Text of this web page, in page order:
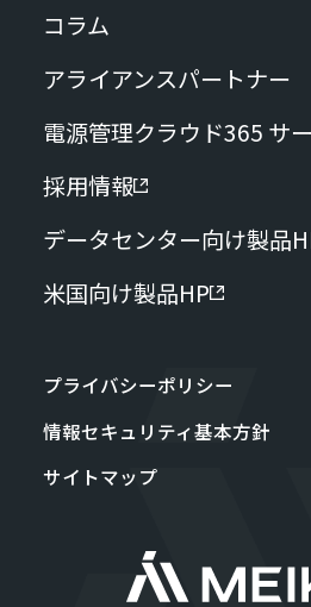
コラム
アライアンスパートナー
電源管理クラウド365 サ
採用情報
データセンター向け製品
米国向け製品HP
プライバシーポリシー
情報セキュリティ基本方針
サイトマップ